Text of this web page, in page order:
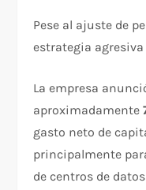
Pese al ajuste de
estrategia
La empresa
aproximadamente
gasto neto de
principalmente
de centros de